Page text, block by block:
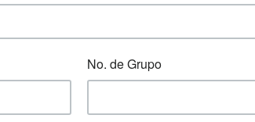
No. de Grupo